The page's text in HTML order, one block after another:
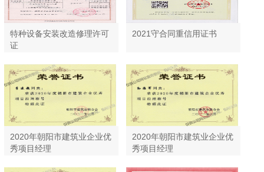
特种设备安装改造修理许可
证
2021守合同重信用证书
2020年朝阳市建筑业企业优
秀项目经理
2020年朝阳市建筑业企业优
秀项目经理